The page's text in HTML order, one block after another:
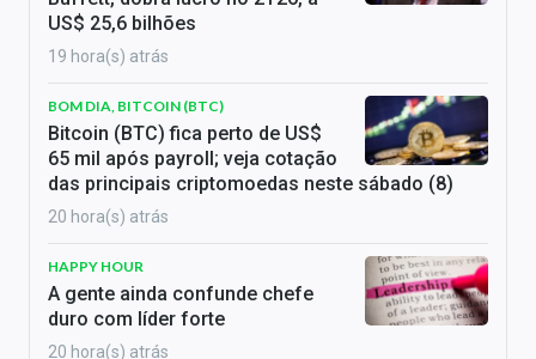
US$ 25,6 bilhões
19 hora(s) atrás
BOM DIA, BITCOIN (BTC)
Bitcoin (BTC) fica perto de US$
65 mil após payroll; veja cotação
das principais criptomoedas neste sábado (8)
20 hora(s) atrás
HAPPY HOUR
A gente ainda confunde chefe
duro com líder forte
20 hora(s) atrás